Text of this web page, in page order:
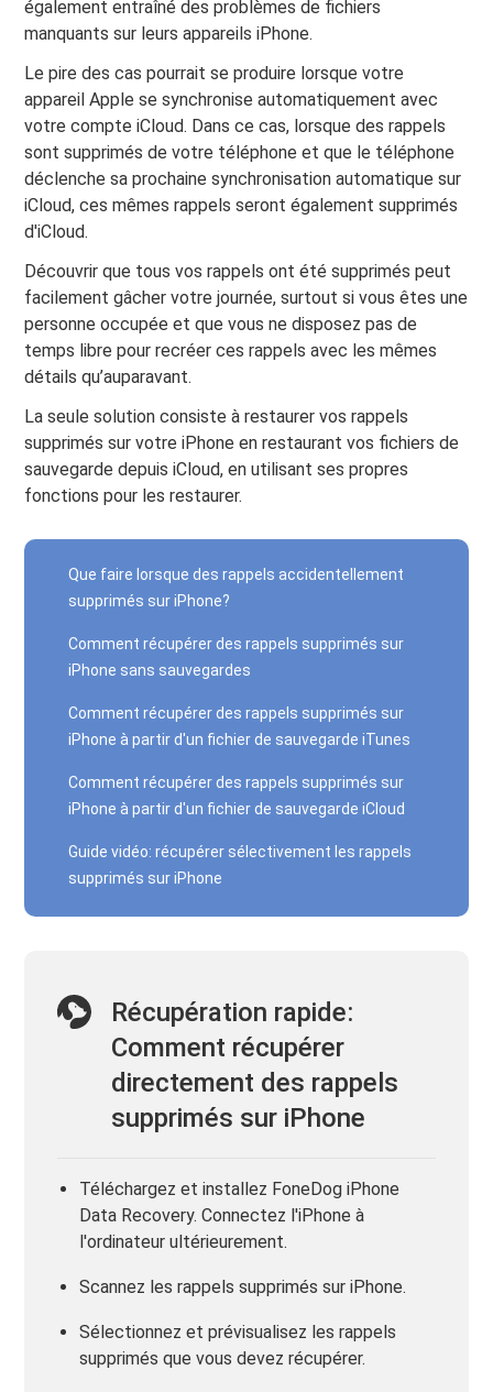
également entraîné des problèmes de fichiers
manquants sur leurs appareils iPhone.
Le pire des cas pourrait se produire lorsque votre
appareil Apple se synchronise automatiquement avec
votre compte iCloud. Dans ce cas, lorsque des rappels
sont supprimés de votre téléphone et que le téléphone
déclenche sa prochaine synchronisation automatique sur
iCloud, ces mêmes rappels seront également supprimés
d'iCloud.
Découvrir que tous vos rappels ont été supprimés peut
facilement gâcher votre journée, surtout si vous êtes une
personne occupée et que vous ne disposez pas de
temps libre pour recréer ces rappels avec les mêmes
détails qu’auparavant.
La seule solution consiste à restaurer vos rappels
supprimés sur votre iPhone en restaurant vos fichiers de
sauvegarde depuis iCloud, en utilisant ses propres
fonctions pour les restaurer.
Que faire lorsque des rappels accidentellement
supprimés sur iPhone?
Comment récupérer des rappels supprimés sur
iPhone sans sauvegardes
Comment récupérer des rappels supprimés sur
iPhone à partir d'un fichier de sauvegarde iTunes
Comment récupérer des rappels supprimés sur
iPhone à partir d'un fichier de sauvegarde iCloud
Guide vidéo: récupérer sélectivement les rappels
supprimés sur iPhone
Récupération rapide:
Comment récupérer
directement des rappels
supprimés sur iPhone
Téléchargez et installez FoneDog iPhone
Data Recovery. Connectez l'iPhone à
l'ordinateur ultérieurement.
Scannez les rappels supprimés sur iPhone.
Sélectionnez et prévisualisez les rappels
supprimés que vous devez récupérer.